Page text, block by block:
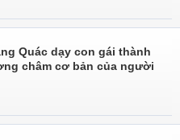
Quác dạy con gái thành
châm cơ bản của người